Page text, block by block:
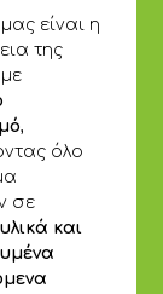
είναι η
της
,
όλο
σε
και